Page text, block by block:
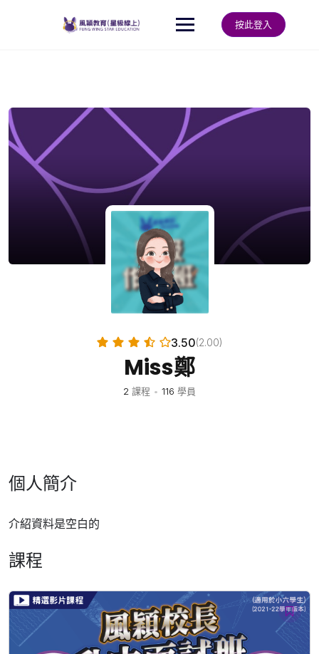
按此登入
3.50(2.00)
Miss鄭
2 課程 • 116 學員
個人簡介
介紹資料是空白的
課程